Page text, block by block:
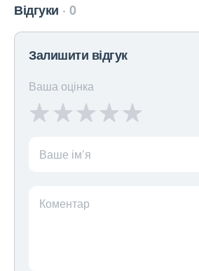
Відгуки 0
Залишити відгук
Ваша оцінка
Ваше ім’я
Коментар